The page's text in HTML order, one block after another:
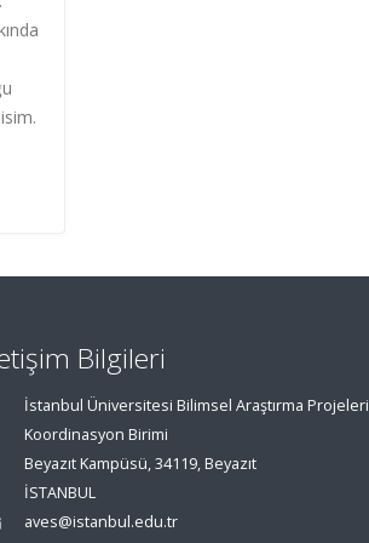
Bilgileri
İstanbul Üniversitesi Bilimsel Araştırma Projeleri
Koordinasyon Birimi
Beyazıt Kampüsü, 34119, Beyazıt
İSTANBUL
aves@istanbul.edu.tr